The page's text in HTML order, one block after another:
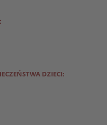
DZIECI: